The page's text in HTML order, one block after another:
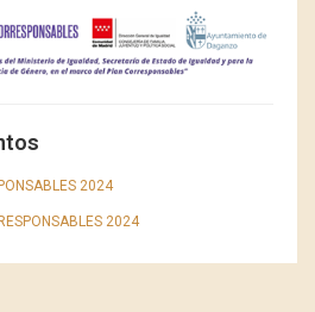
2024
2024